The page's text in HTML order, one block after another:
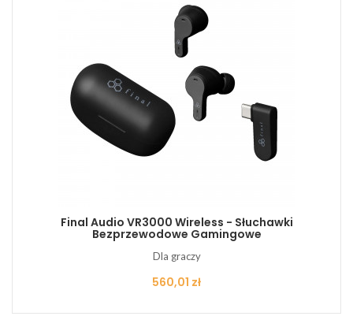
Final Audio VR3000 Wireless - Słuchawki
Bezprzewodowe Gamingowe
Dla graczy
Cena
560,01 zł